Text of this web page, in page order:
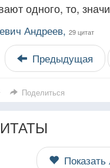
одного, то,
Андреев, 29 цитат
Предыдущая
Поделиться